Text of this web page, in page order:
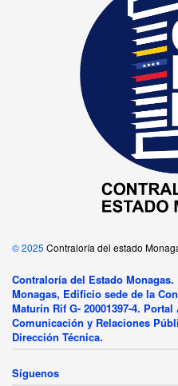
© 2025 Contraloría del estado
Contraloría del Estado
Monagas, Edificio sede de la
Maturín Rif G- 20001397-4.
Comunicación y Relaciones
Dirección Técnica.
Síguenos